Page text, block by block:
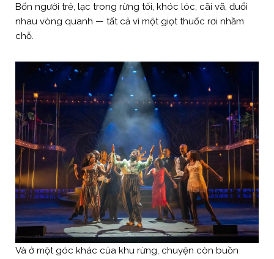
Bốn người trẻ, lạc trong rừng tối, khóc lóc, cãi vã, đuổi
nhau vòng quanh — tất cả vì một giọt thuốc rơi nhầm
chỗ.
Và ở một góc khác của khu rừng, chuyện còn buồn